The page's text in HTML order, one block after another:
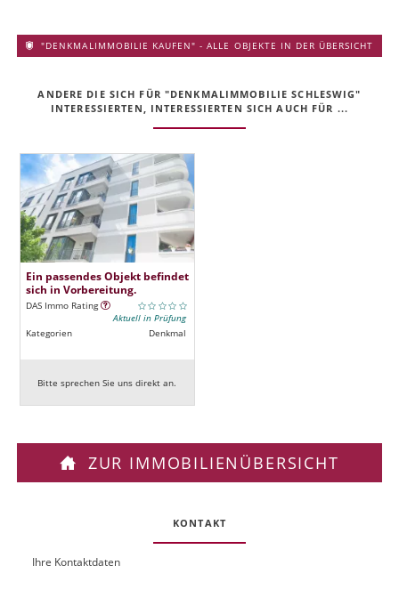
"DENKMALIMMOBILIE KAUFEN" - ALLE OBJEKTE IN DER ÜBERSICHT
ANDERE DIE SICH FÜR "DENKMALIMMOBILIE SCHLESWIG"
INTERESSIERTEN, INTERESSIERTEN SICH AUCH FÜR ...
Ein passendes Objekt befindet
sich in Vorbereitung.
DAS Immo Rating
Aktuell in Prüfung
Kategorien
Denkmal
Bitte sprechen Sie uns direkt an.
ZUR IMMOBILIENÜBERSICHT
KONTAKT
OUIhre Kontaktdaten